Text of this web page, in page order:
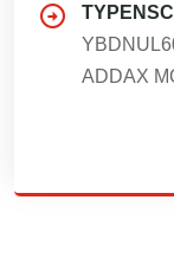
ADDAX